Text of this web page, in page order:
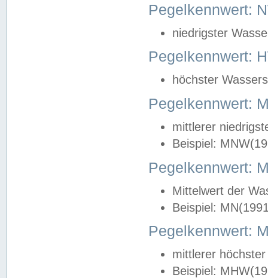
Pegelkennwert:
niedrigster
Pegelkennwert:
höchster
Pegelkennwert:
mittlerer
Beispiel:
Pegelkennwert:
Mittelwert der
Beispiel:
Pegelkennwert:
mittlerer
Beispiel: